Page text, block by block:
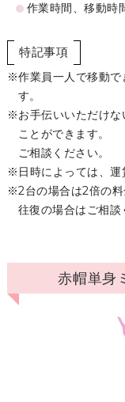
作業時間、移動時
特記事項
作業員一人で移動
す。
お手伝いいただけ
ことができます。
ご相談ください。
日時によっては、運
2台の場合は2倍の料
往復の場合はご相談
赤帽単身